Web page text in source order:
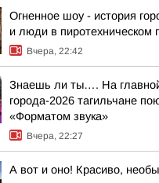
Огненное шоу - история
и люди в пиротехническом
Вчера, 22:42
Знаешь ли ты…. На
города-2026 тагильчане
«Форматом звука»
Вчера, 22:27
А вот и оно! Красиво,